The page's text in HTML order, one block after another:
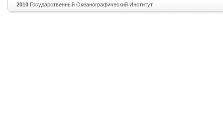
2010 Государственный Океанографический Институт